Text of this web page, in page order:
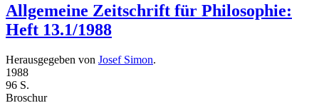
Allgemeine Zeitschrift für Philosophie:
Heft 13.1/1988
Herausgegeben von Josef Simon.
1988
96 S.
Broschur